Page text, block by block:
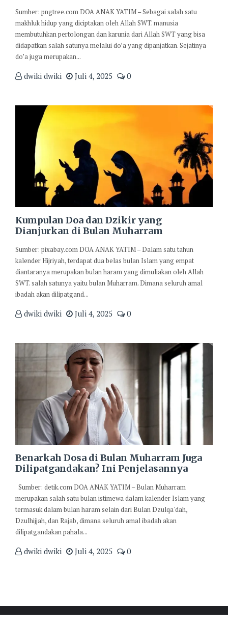
Sumber: pngtree.com DOA ANAK YATIM – Sebagai salah satu
makhluk hidup yang diciptakan oleh Allah SWT. manusia
membutuhkan pertolongan dan karunia dari Allah SWT yang bisa
didapatkan salah satunya melalui do’a yang dipanjatkan. Sejatinya
do’a juga merupakan...
dwiki dwiki Juli 4, 2025 0
Kumpulan Doa dan Dzikir yang
Dianjurkan di Bulan Muharram
Sumber: pixabay.com DOA ANAK YATIM – Dalam satu tahun
kalender Hijriyah, terdapat dua belas bulan Islam yang empat
diantaranya merupakan bulan haram yang dimuliakan oleh Allah
SWT. salah satunya yaitu bulan Muharram. Dimana seluruh amal
ibadah akan dilipatgand...
dwiki dwiki Juli 4, 2025 0
Benarkah Dosa di Bulan Muharram Juga
Dilipatgandakan? Ini Penjelasannya
Sumber: detik.com DOA ANAK YATIM – Bulan Muharram
merupakan salah satu bulan istimewa dalam kalender Islam yang
termasuk dalam bulan haram selain dari Bulan Dzulqa'dah,
Dzulhijjah, dan Rajab, dimana seluruh amal ibadah akan
dilipatgandakan pahala...
dwiki dwiki Juli 4, 2025 0